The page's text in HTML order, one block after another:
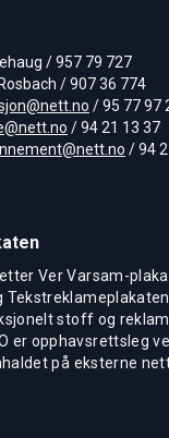
/ 957 79 727
/ 907 36 774
/ 95 77 97
/ 94 21 13 37
/ 94
etter Ver Varsam-
stoff og
er opphavsrettsleg
på eksterne